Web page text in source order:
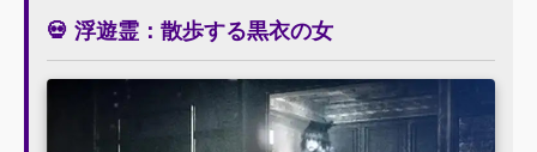
💀 浮遊霊：散歩する黒衣の女